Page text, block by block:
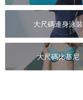
大尺碼連身泳裝
大尺碼比基尼